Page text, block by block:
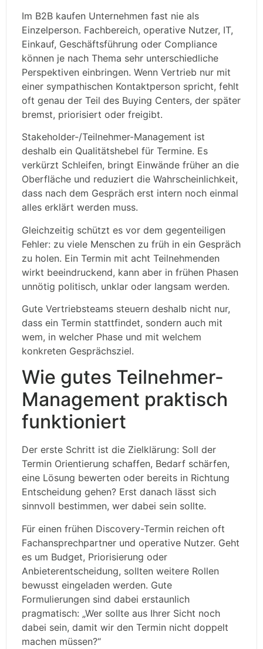
Im B2B kaufen Unternehmen fast nie als
Einzelperson. Fachbereich, operative Nutzer, IT,
Einkauf, Geschäftsführung oder Compliance
können je nach Thema sehr unterschiedliche
Perspektiven einbringen. Wenn Vertrieb nur mit
einer sympathischen Kontaktperson spricht, fehlt
oft genau der Teil des Buying Centers, der später
bremst, priorisiert oder freigibt.
Stakeholder-/Teilnehmer-Management ist
deshalb ein Qualitätshebel für Termine. Es
verkürzt Schleifen, bringt Einwände früher an die
Oberfläche und reduziert die Wahrscheinlichkeit,
dass nach dem Gespräch erst intern noch einmal
alles erklärt werden muss.
Gleichzeitig schützt es vor dem gegenteiligen
Fehler: zu viele Menschen zu früh in ein Gespräch
zu holen. Ein Termin mit acht Teilnehmenden
wirkt beeindruckend, kann aber in frühen Phasen
unnötig politisch, unklar oder langsam werden.
Gute Vertriebsteams steuern deshalb nicht nur,
dass ein Termin stattfindet, sondern auch mit
wem, in welcher Phase und mit welchem
konkreten Gesprächsziel.
Wie gutes Teilnehmer-
Management praktisch
funktioniert
Der erste Schritt ist die Zielklärung: Soll der
Termin Orientierung schaffen, Bedarf schärfen,
eine Lösung bewerten oder bereits in Richtung
Entscheidung gehen? Erst danach lässt sich
sinnvoll bestimmen, wer dabei sein sollte.
Für einen frühen Discovery-Termin reichen oft
Fachansprechpartner und operative Nutzer. Geht
es um Budget, Priorisierung oder
Anbieterentscheidung, sollten weitere Rollen
bewusst eingeladen werden. Gute
Formulierungen sind dabei erstaunlich
pragmatisch: „Wer sollte aus Ihrer Sicht noch
dabei sein, damit wir den Termin nicht doppelt
machen müssen?“